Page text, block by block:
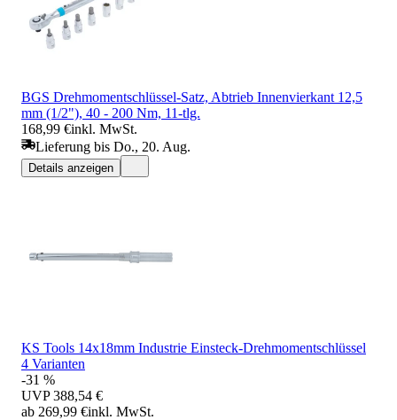
BGS Drehmomentschlüssel-Satz, Abtrieb Innenvierkant 12,5
mm (1/2"), 40 - 200 Nm, 11-tlg.
168,99 €inkl. MwSt.
Lieferung bis Do., 20. Aug.
Details anzeigen
KS Tools 14x18mm Industrie Einsteck-Drehmomentschlüssel
4 Varianten
-31 %
UVP 388,54 €
ab 269,99 €inkl. MwSt.